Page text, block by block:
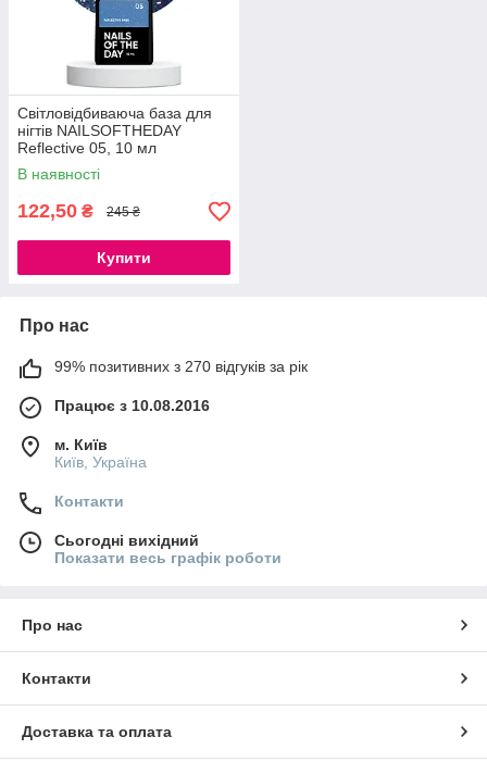
Світловідбиваюча база для
нігтів NAILSOFTHEDAY
Reflective 05, 10 мл
В наявності
122,50 ₴ 245 ₴
Купити
Про нас
99% позитивних з 270 відгуків за рік
Працює з 10.08.2016
м. Київ
Київ, Україна
Контакти
Сьогодні вихідний
Показати весь графік роботи
Про нас
Контакти
Доставка та оплата